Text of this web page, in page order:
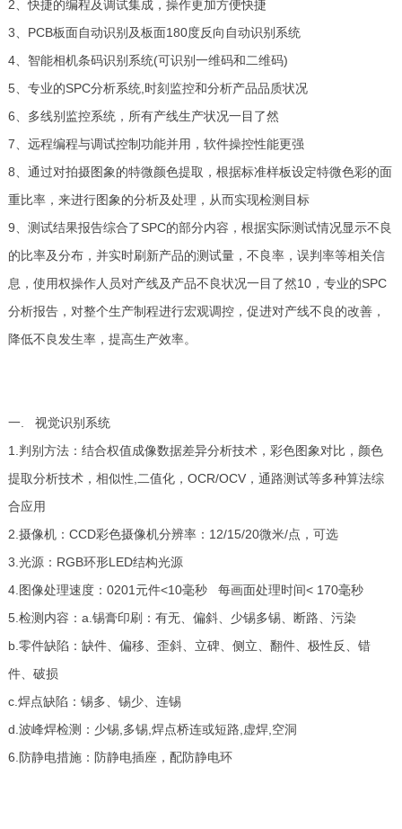
2、快捷的编程及调试集成，操作更加方便快捷
3、PCB板面自动识别及板面180度反向自动识别系统
4、智能相机条码识别系统(可识别一维码和二维码)
5、专业的SPC分析系统,时刻监控和分析产品品质状况
6、多线别监控系统，所有产线生产状况一目了然
7、远程编程与调试控制功能并用，软件操控性能更强
8、通过对拍摄图象的特微颜色提取，根据标准样板设定特微色彩的面
重比率，来进行图象的分析及处理，从而实现检测目标
9、测试结果报告综合了SPC的部分内容，根据实际测试情况显示不良
的比率及分布，并实时刷新产品的测试量，不良率，误判率等相关信
息，使用权操作人员对产线及产品不良状况一目了然10，专业的SPC
分析报告，对整个生产制程进行宏观调控，促进对产线不良的改善，
降低不良发生率，提高生产效率。
一. 视觉识别系统
1.判别方法：结合权值成像数据差异分析技术，彩色图象对比，颜色
提取分析技术，相似性,二值化，OCR/OCV，通路测试等多种算法综
合应用
2.摄像机：CCD彩色摄像机分辨率：12/15/20微米/点，可选
3.光源：RGB环形LED结构光源
4.图像处理速度：0201元件<10毫秒 每画面处理时间< 170毫秒
5.检测内容：a.锡膏印刷：有无、偏斜、少锡多锡、断路、污染
b.零件缺陷：缺件、偏移、歪斜、立碑、侧立、翻件、极性反、错
件、破损
c.焊点缺陷：锡多、锡少、连锡
d.波峰焊检测：少锡,多锡,焊点桥连或短路,虚焊,空洞
6.防静电措施：防静电插座，配防静电环